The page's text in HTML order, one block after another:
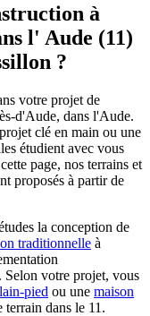
à
l' Aude (11)
?
votre projet de
d'Aude, dans l'Aude.
clé en main ou une
étudient avec vous
page, nos terrains et
proposés à partir de
la conception de
traditionnelle à
votre projet, vous
pied ou une maison
terrain dans le 11.